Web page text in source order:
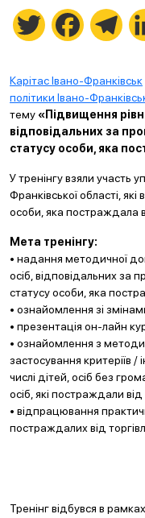
Twitter Facebook
Карітас Івано-Франківськ
політики Івано-
тему «Підвищення
відповідальних за
статусу особи, яка
У тренінгу взяли участь
Франківської області,
особи, яка постраждала
Мета тренінгу:
• надання методичної
осіб, відповідальних за
статусу особи, яка
• ознайомлення зі
• презентація он-лайн
• ознайомлення з
застосування критеріїв /
числі дітей, осіб без
осіб, які постраждали
• відпрацювання
постраждалих від
Тренінг відбувся в